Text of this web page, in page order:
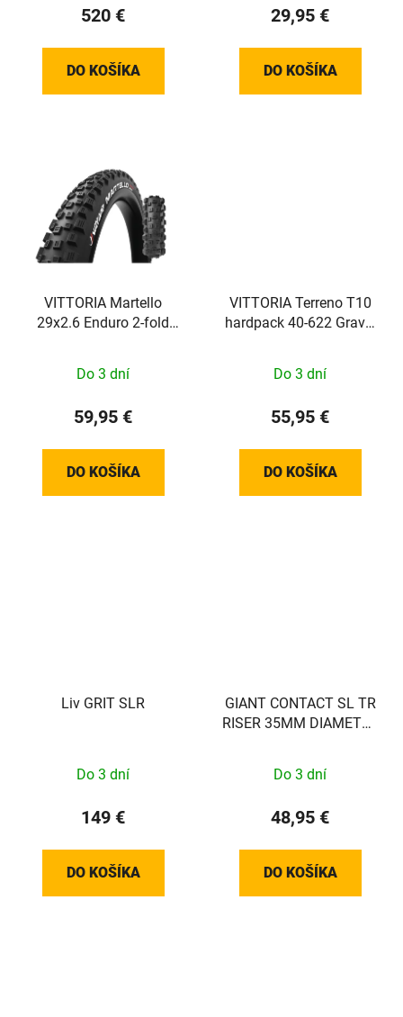
520 €
DO KOŠÍKA
29,95 €
DO KOŠÍKA
VITTORIA Martello
29x2.6 Enduro 2-fold
Do 3 dní
59,95 €
DO KOŠÍKA
VITTORIA Terreno T10
hardpack 40-622 Gravel
Do 3 dní
55,95 €
DO KOŠÍKA
Liv GRIT SLR
Do 3 dní
149 €
DO KOŠÍKA
GIANT CONTACT SL TR
RISER 35MM DIAMETER
Do 3 dní
48,95 €
DO KOŠÍKA